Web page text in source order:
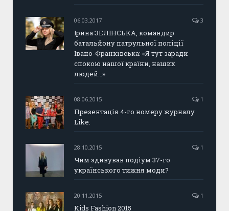
06.03.2017 3
Ірина ЗЕЛІНСЬКА, командир
батальйону патрульної поліції
Івано-Франківська: «Я тут заради
спокою нашої країни, наших
людей…»
08.06.2015 1
Презентація 4-го номеру журналу
Like.
28.10.2015 1
Чим здивував подіум 37-го
українського тижня моди?
20.11.2015 1
Kids Fashion 2015